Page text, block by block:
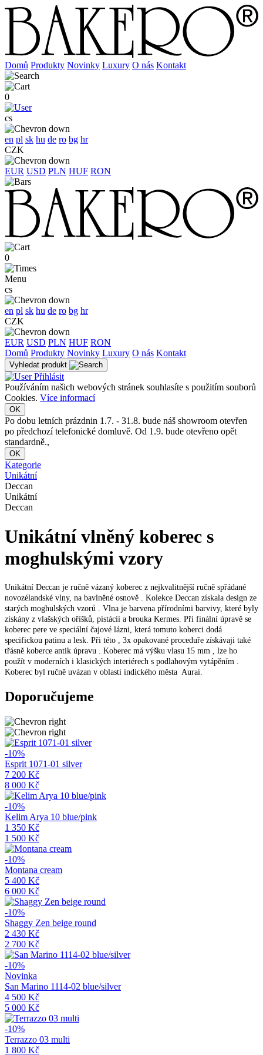
Domů Produkty Novinky Luxury O nás Kontakt
0
cs
en pl sk hu de ro bg hr
CZK
EUR USD PLN HUF RON
0
Menu
cs
en pl sk hu de ro bg hr
CZK
EUR USD PLN HUF RON
Domů Produkty Novinky Luxury O nás Kontakt
Vyhledat produkt
Přihlásit
Používáním našich webových stránek souhlasíte s použitím souborů
Cookies. Více informací
OK
Po dobu letních prázdnin 1.7. - 31.8. bude náš showroom otevřen
po předchozí telefonické domluvě. Od 1.9. bude otevřeno opět
standardně.,
OK
Kategorie
Unikátní
Deccan
Unikátní
Deccan
Unikátní vlněný koberec s
moghulskými vzory
Unikátní Deccan je ručně vázaný koberec z nejkvalitnější ručně spřádané
novozélandské vlny, na bavlněné osnově . Kolekce Deccan získala design ze
starých moghulských vzorů . Vlna je barvena přírodními barvivy, které byly
získány z vlašských oříšků, pistácií a brouka Kermes. Při finální úpravě se
koberec pere ve speciální čajové lázni, která tomuto koberci dodá
specifickou patinu a lesk. Při této , 3x opakované proceduře získávaji také
třásně koberce antik úpravu . Koberec má výšku vlasu 15 mm , lze ho
použít v moderních i klasických interiérech s podlahovým vytápěním .
Koberec byl ručně uvázan v oblasti indického města Aurai.
Doporučujeme
-10%
Esprit 1071-01 silver
7 200 Kč
8 000 Kč
-10%
Kelim Arya 10 blue/pink
1 350 Kč
1 500 Kč
-10%
Montana cream
5 400 Kč
6 000 Kč
-10%
Shaggy Zen beige round
2 430 Kč
2 700 Kč
-10%
Novinka
San Marino 1114-02 blue/silver
4 500 Kč
5 000 Kč
-10%
Terrazzo 03 multi
1 800 Kč